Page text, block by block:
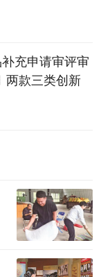
充申请审评审
两款三类创新